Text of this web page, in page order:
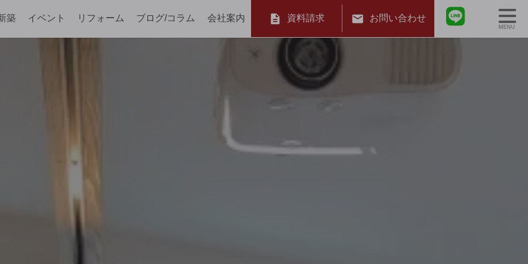
築 イベント リフォーム ブログ/コラム 会社案内 資料請求 お問い合わせ
MENU